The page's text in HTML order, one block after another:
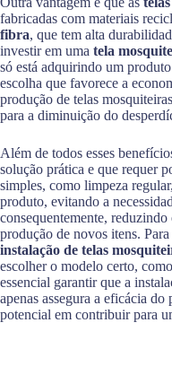
fabricadas com materiais
fibra, que tem alta
investir em uma tela
só está adquirindo um
escolha que favorece a
produção de telas
para a diminuição do
Além de todos esses
solução prática e que requer
simples, como limpeza
produto, evitando a
consequentemente,
produção de novos itens.
instalação de telas
escolher o modelo certo,
essencial garantir que a
apenas assegura a eficácia
potencial em contribuir para